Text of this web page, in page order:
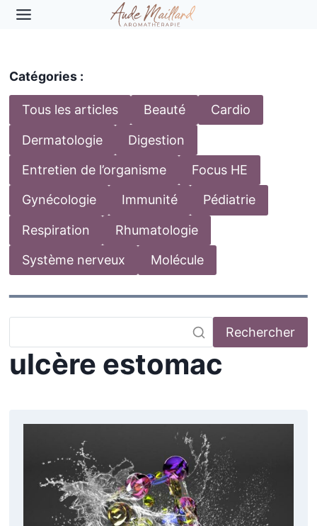
Aller
Catégories :
Tous les articles Beauté Cardio
Dermatologie Digestion
Entretien de l’organisme Focus HE
Gynécologie Immunité Pédiatrie
Respiration Rhumatologie
Système nerveux Molécule
Rechercher
ulcère estomac